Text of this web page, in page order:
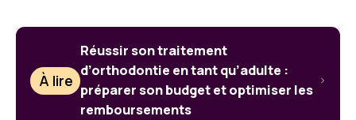
À lire
Réussir son traitement
d’orthodontie en tant qu’adulte :
préparer son budget et optimiser les
remboursements